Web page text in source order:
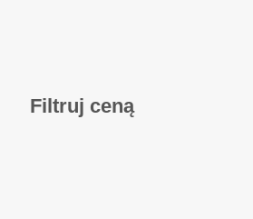
Filtruj ceną